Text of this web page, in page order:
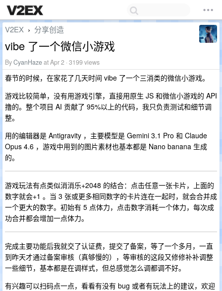
V2EX › 分享创造
vibe 了一个微信小游戏
ByCyanHazeat Apr 2 · 3199 views
春节的时候，在家花了几天时间 vibe 了一个三消类的微信小游戏。
游戏比较简单，没有用游戏引擎，直接用原生 JS 和微信小游戏的 API
撸的。整个项目 AI 贡献了 95%以上的代码，我只负责测试和细节调
整。
用的编辑器是 Antigravity ，主要模型是 Gemini 3.1 Pro 和 Claude
Opus 4.6 ，游戏中用到的图片素材也基本都是 Nano banana 生成
的。
游戏玩法有点类似消消乐+2048 的结合：点击任意一张卡片，上面的
数字就会+1 。当 3 张或更多相同数字的卡片连在一起时，就会合并成
一个更大的数字。初始有 5 点体力，点击数字消耗一个体力，每次成
功合并都会增加一点体力。
完成主要功能后我就交了认证费，提交了备案，等了一个多月，一直
到昨天才通过备案审核（真够慢的），等审核的这段又修修补补调整
一些细节，基本都是在调样式，但总感觉怎么调都调不好。
有兴趣可以扫码点一点，看看有没有 bug 或者有玩法上的建议，欢迎